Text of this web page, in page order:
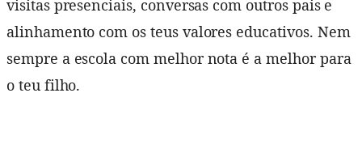
visitas presenciais, conversas com outros pais e
alinhamento com os teus valores educativos. Nem
sempre a escola com melhor nota é a melhor para
o teu filho.